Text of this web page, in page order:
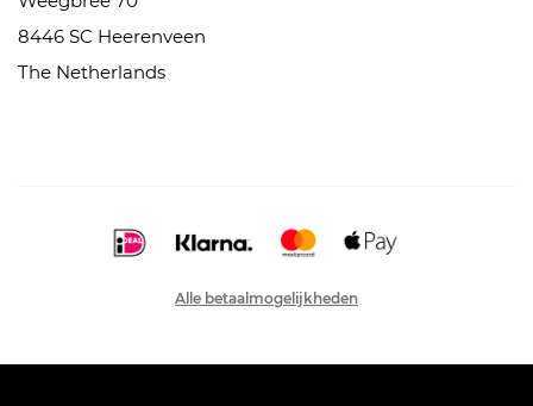
8446 SC Heerenveen
The Netherlands
Alle betaalmogelijkheden